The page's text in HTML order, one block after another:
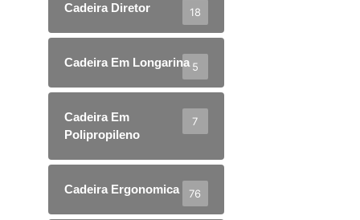
Cadeira Diretor 18
Cadeira Em Longarina 5
Cadeira Em
Polipropileno
7
Cadeira Ergonomica 76